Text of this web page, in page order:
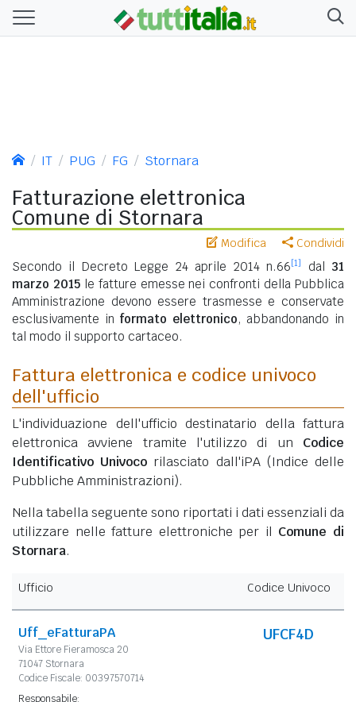
IT PUG FG Stornara
Fatturazione elettronica
Comune di Stornara
Modifica Condividi
Secondo il Decreto Legge 24 aprile 2014 n.66[1] dal 31
marzo 2015le fatture emesse nei confronti della Pubblica
Amministrazione devono essere trasmesse e conservate
esclusivamente in formato elettronico, abbandonando in
tal modo il supporto cartaceo.
Fattura elettronica e codice univoco
dell'ufficio
L'individuazione dell'ufficio destinatario della fattura
elettronica avviene tramite l'utilizzo di un Codice
Identificativo Univoco rilasciato dall'iPA (Indice delle
Pubbliche Amministrazioni).
Nella tabella seguente sono riportati i dati essenziali da
utilizzare nelle fatture elettroniche per il Comune di
Stornara.
Ufficio Codice Univoco
Uff_eFatturaPA
Via Ettore Fieramosca 20
71047 Stornara
Codice Fiscale: 00397570714
UFCF4D
Responsabile: